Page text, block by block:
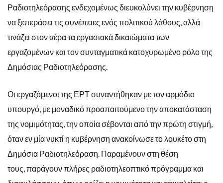
Ραδιοτηλεόρασης ενδεχομένως διευκολύνει την κυβέρνηση
να ξεπεράσει τις συνέπειες ενός πολιτικού λάθους, αλλά
τινάζει στον αέρα τα εργασιακά δικαιώματα των
εργαζομένων και τον συνταγματικά κατοχυρωμένο ρόλο της
Δημόσιας Ραδιοτηλεόρασης.
Οι εργαζόμενοι της ΕΡΤ συναντήθηκαν με τον αρμόδιο
υπουργό, με μοναδικό προαπαιτούμενο την αποκατάσταση
της νομιμότητας, την οποία σέβονται από την πρώτη στιγμή,
όταν εν μία νυκτί η κυβέρνηση ανακοίνωσε το λουκέτο στη
Δημόσια Ραδιοτηλεόραση. Παραμένουν στη θέση
τους, παράγουν πλήρες ραδιοτηλεοπτικό πρόγραμμα και